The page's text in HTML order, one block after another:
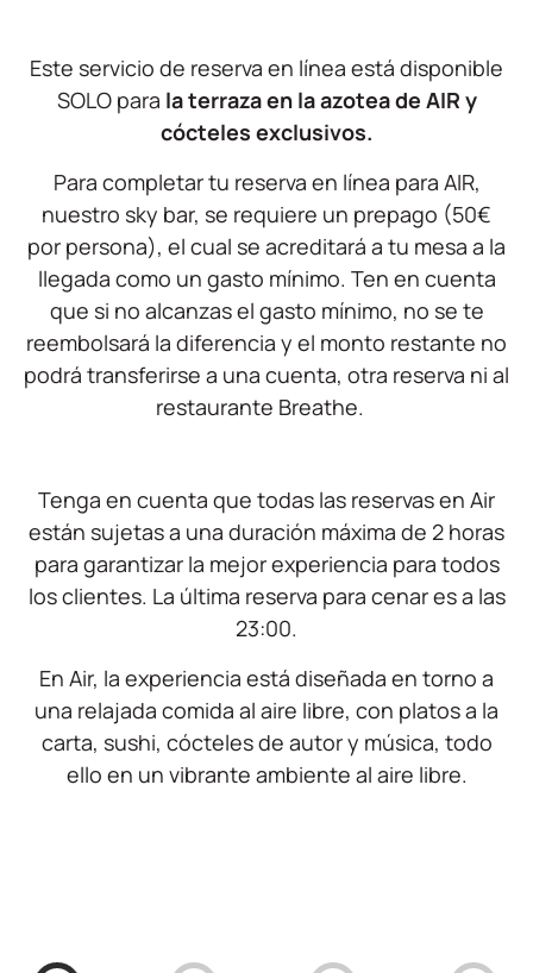
Este servicio de reserva en línea está disponible
SOLO para la terraza en la azotea de AIR y
cócteles exclusivos.
Para completar tu reserva en línea para AIR,
nuestro sky bar, se requiere un prepago (50€
por persona), el cual se acreditará a tu mesa a la
llegada como un gasto mínimo. Ten en cuenta
que si no alcanzas el gasto mínimo, no se te
reembolsará la diferencia y el monto restante no
podrá transferirse a una cuenta, otra reserva ni al
restaurante Breathe.
Tenga en cuenta que todas las reservas en Air
están sujetas a una duración máxima de 2 horas
para garantizar la mejor experiencia para todos
los clientes. La última reserva para cenar es a las
23:00.
En Air, la experiencia está diseñada en torno a
una relajada comida al aire libre, con platos a la
carta, sushi, cócteles de autor y música, todo
ello en un vibrante ambiente al aire libre.